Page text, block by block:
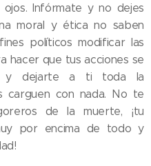
Infórmate y no dejes
moral y ética no saben
políticos modificar las
hacer que tus acciones se
y dejarte a ti toda la
carguen con nada. No te
de la muerte, ¡tu
por encima de todo y